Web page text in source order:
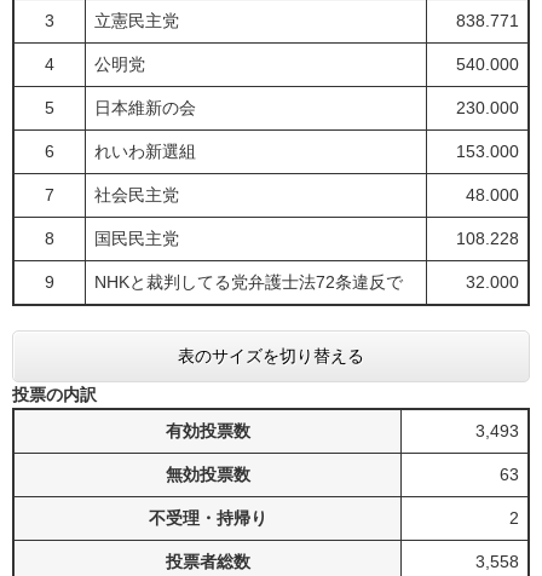
3 立憲民主党 838.771
4 公明党 540.000
5 日本維新の会 230.000
6 れいわ新選組 153.000
7 社会民主党 48.000
8 国民民主党 108.228
9 NHKと裁判してる党弁護士法72条違反で 32.000
表のサイズを切り替える
投票の内訳
有効投票数
3,493
無効投票数 63
不受理・持帰り 2
投票者総数 3,558